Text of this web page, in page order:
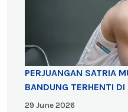
PERJUANGAN SATRIA
BANDUNG TERHENTI
29 June 2026